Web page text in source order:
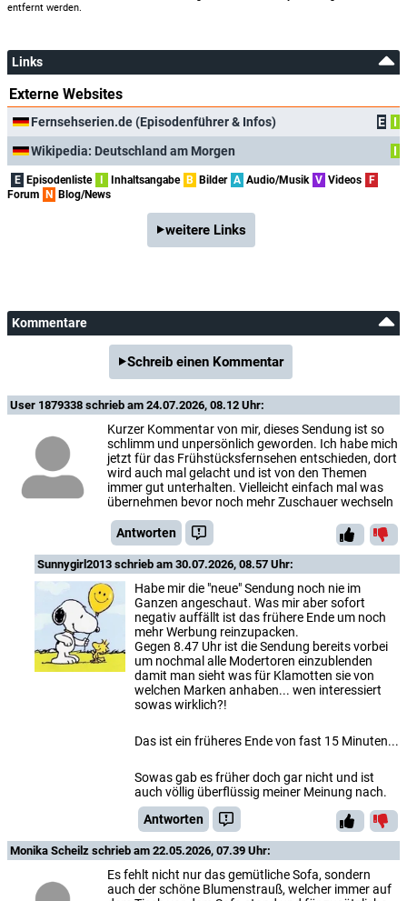
entfernt werden.
Links
Externe Websites
Fernsehserien.de (Episodenführer & Infos) E
I
Wikipedia: Deutschland am Morgen
I
E Episodenliste Inhaltsangabe B Bilder A Audio/Musik V Videos
F
Forum
N Blog/News
weitere Links
Kommentare
Schreib einen Kommentar
User 1879338 schrieb am 24.07.2026, 08.12 Uhr:
Kurzer Kommentar von mir, dieses Sendung ist so
schlimm und unpersönlich geworden. Ich habe mich
jetzt für das Frühstücksfernsehen entschieden, dort
wird auch mal gelacht und ist von den Themen
immer gut unterhalten. Vielleicht einfach mal was
übernehmen bevor noch mehr Zuschauer wechseln
Antworten
Sunnygirl2013 schrieb am 30.07.2026, 08.57 Uhr:
Habe mir die "neue" Sendung noch nie im
Ganzen angeschaut. Was mir aber sofort
negativ auffällt ist das frühere Ende um noch
mehr Werbung reinzupacken.
Gegen 8.47 Uhr ist die Sendung bereits vorbei
um nochmal alle Modertoren einzublenden
damit man sieht was für Klamotten sie von
welchen Marken anhaben... wen interessiert
sowas wirklich?!
Das ist ein früheres Ende von fast 15 Minuten...
Sowas gab es früher doch gar nicht und ist
auch völlig überflüssig meiner Meinung nach.
Antworten
Monika Scheilz schrieb am 22.05.2026, 07.39 Uhr:
Es fehlt nicht nur das gemütliche Sofa, sondern
auch der schöne Blumenstrauß, welcher immer auf